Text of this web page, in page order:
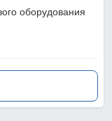
оборудования